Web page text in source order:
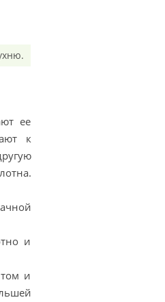
ее
к
и
и